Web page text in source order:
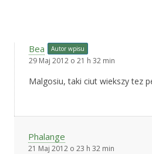
Bea Autor wpisu
29 Maj 2012 o 21 h 32 min
Malgosiu, taki ciut wiekszy tez
Phalange
21 Maj 2012 o 23 h 32 min